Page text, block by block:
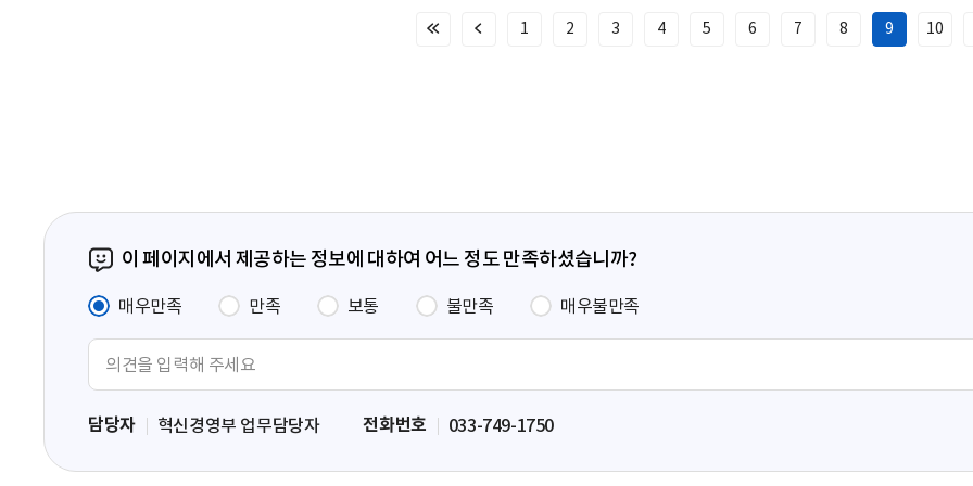
처
이
1 2 3 4 5 6 7 8 9 10
이 페이지에서 제공하는 정보에 대하여 어느 정도 만족하셨습니까?
매우만족 만족 보통 불만족 매우불만족
력
담당자 혁신경영부 업무담당자 전화번호 033-749-1750